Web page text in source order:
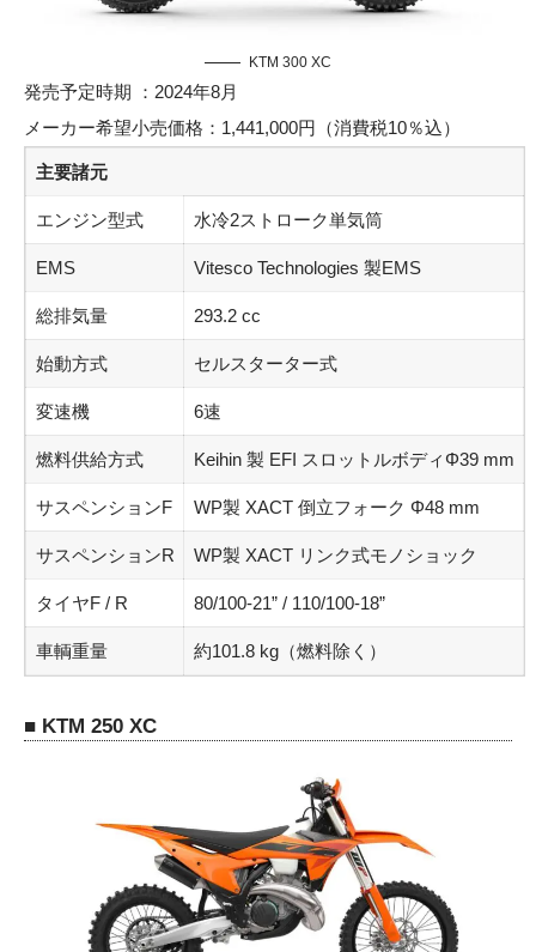
KTM 300 XC
発売予定時期 ：2024年8月
メーカー希望小売価格：1,441,000円（消費税10％込）
主要諸元
エンジン型式 水冷2ストローク単気筒
EMS Vitesco Technologies 製EMS
総排気量 293.2 cc
始動方式 セルスターター式
変速機 6速
燃料供給方式 Keihin 製 EFI スロットルボディΦ39 mm
サスペンションF WP製 XACT 倒立フォーク Φ48 mm
サスペンションR WP製 XACT リンク式モノショック
タイヤF / R 80/100-21” / 110/100-18”
車輌重量 約101.8 kg（燃料除く）
■ KTM 250 XC